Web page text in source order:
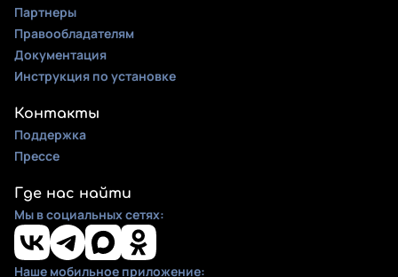
Партнеры
Правообладателям
Документация
Инструкция по установке
Контакты
Поддержка
Прессе
Где нас найти
Мы в социальных сетях:
Наше мобильное приложение: